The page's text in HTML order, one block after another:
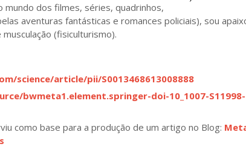
dos filmes, séries, quadrinhos,
aventuras fantásticas e romances policiais), sou
(fisiculturismo).
science/article/pii/S0013468613008888
bwmeta1.element.springer-doi-10_1007-S11998-
como base para a produção de um artigo no Blog: